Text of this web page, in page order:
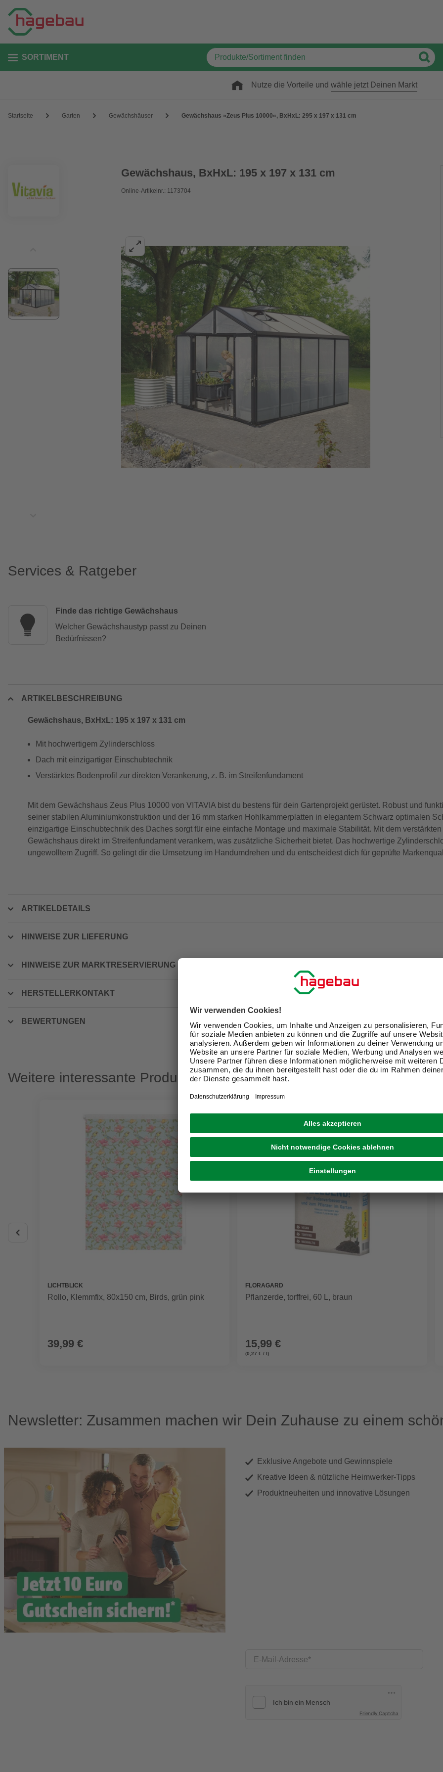
SORTIMENT
Nutze die Vorteile und wähle jetzt Deinen Markt
Startseite Garten Gewächshäuser Gewächshaus »Zeus Plus 10000«, BxHxL: 295 x 197 x 131 cm
Gewächshaus, BxHxL: 195 x 197 x 131 cm
Online-Artikelnr.: 1173704
Services & Ratgeber
Finde das richtige Gewächshaus
Welcher Gewächshaustyp passt zu Deinen
Bedürfnissen?
ARTIKELBESCHREIBUNG
Gewächshaus, BxHxL: 195 x 197 x 131 cm
Mit hochwertigem Zylinderschloss
Dach mit einzigartiger Einschubtechnik
Verstärktes Bodenprofil zur direkten Verankerung, z. B. im Streifenfundament
Mit dem Gewächshaus Zeus Plus 10000 von VITAVIA bist du bestens für dein Gartenprojekt gerüstet. Robust und
seiner stabilen Aluminiumkonstruktion und der 16 mm starken Hohlkammerplatten in elegantem Schwarz optimalen
einzigartige Einschubtechnik des Daches sorgt für eine einfache Montage und maximale Stabilität. Mit dem
Gewächshaus direkt im Streifenfundament verankern, was zusätzliche Sicherheit bietet. Das hochwertige
ungewolltem Zugriff. So gelingt dir die Umsetzung im Handumdrehen und du entscheidest dich für geprüfte
ARTIKELDETAILS
HINWEISE ZUR LIEFERUNG
HINWEISE ZUR MARKTRESERVIERUNG
HERSTELLERKONTAKT
BEWERTUNGEN
Weitere interessante Produkte
LICHTBLICK
Rollo, ‎‎Klemmfix, 80x150 cm‎‎, Birds, grün pink
39,99 €
FLORAGARD
Pflanzerde, torffrei, 60 L, braun
15,99 €
(0,27 € / l)
Newsletter: Zusammen machen wir Dein Zuhause zu einem
Exklusive Angebote und Gewinnspiele
Kreative Ideen & nützliche Heimwerker-Tipps
Produktneuheiten und innovative Lösungen
E-Mail-Adresse
Friendly Captcha